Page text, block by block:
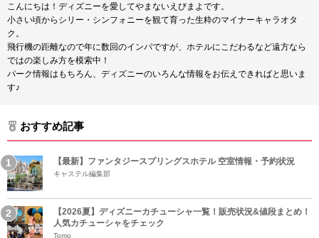
こんにちは！ディズニーを愛してやまないえびまよです。
小さい頃からシリー・シンフォニーを観て育った生粋のマイナーキャラオタ
ク。
飛行機の距離なので年に数回のインパですが、ホテルにこだわるなど遠方なら
ではの楽しみ方を模索中！
パーク情報はもちろん、ディズニーのいろんな情報をお伝えできればと思いま
す♪
おすすめ記事
【最新】ファンタジースプリングスホテル 空室情報・予約状況
キャステル編集部
【2026夏】ディズニーカチューシャ一覧！販売状況&値段まとめ！
人気カチューシャをチェック
Tomo